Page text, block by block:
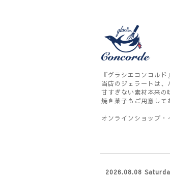
『グラシエコンコル
当店のジェラートは、
甘すぎない素材本来の
焼き菓子もご用意して
オンラインショップ・
2026.08.08